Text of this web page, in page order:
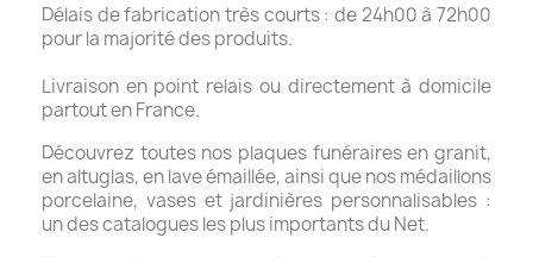
Délais de fabrication très courts : de 24h00 à 72h00
pour la majorité des produits.
Livraison en point relais ou directement à domicile
partout en France.
Découvrez toutes nos plaques funéraires en granit,
en altuglas, en lave émaillée, ainsi que nos médaillons
porcelaine, vases et jardinières personnalisables :
un des catalogues les plus importants du Net.